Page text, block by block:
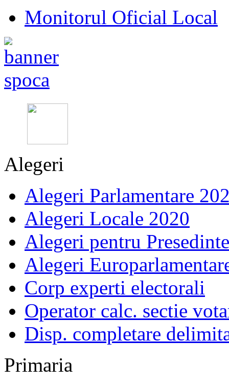
Monitorul Oficial Local
Alegeri
Alegeri Parlamentare
Alegeri Locale 2020
Alegeri pentru
Alegeri
Corp experti electorali
Operator calc. sectie
Disp. completare
Primaria